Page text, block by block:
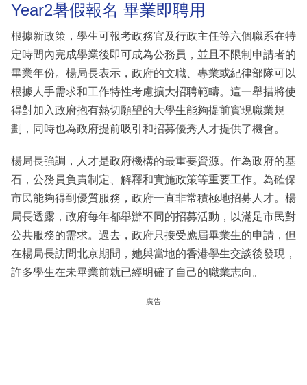
Year2暑假報名 畢業即聘用
根據新政策，學生可報考政務官及行政主任等六個職系在特
定時間內完成學業後即可成為公務員，並且不限制申請者的
畢業年份。楊局長表示，政府的文職、專業或紀律部隊可以
根據人手需求和工作特性考慮擴大招聘範疇。這一舉措將使
得對加入政府抱有熱切願望的大學生能夠提前實現職業規
劃，同時也為政府提前吸引和招募優秀人才提供了機會。
楊局長強調，人才是政府機構的最重要資源。作為政府的基
石，公務員負責制定、解釋和實施政策等重要工作。為確保
市民能夠得到優質服務，政府一直非常積極地招募人才。楊
局長透露，政府每年都舉辦不同的招募活動，以滿足市民對
公共服務的需求。過去，政府只接受應屆畢業生的申請，但
在楊局長訪問北京期間，她與當地的香港學生交談後發現，
許多學生在未畢業前就已經明確了自己的職業志向。
廣告